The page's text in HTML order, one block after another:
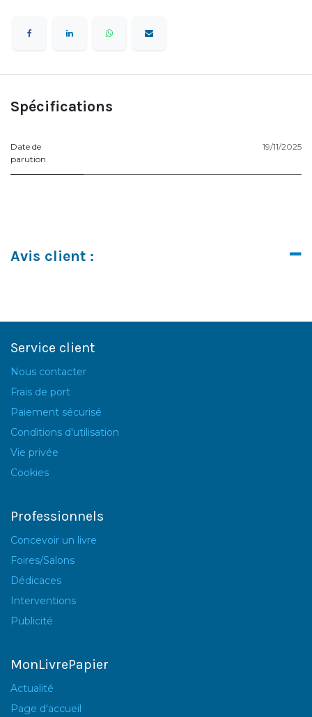
Spécifications
Date de
parution
19/11/2025
Avis client :
Service client
Nous contacter
Frais de port
Paiement sécurisé
Conditions d'utilisation
Vie privée
Cookies
Professionnels
Concevoir un livre
Foires/Salons
Dédicaces
Interventions
Publicité
MonLivrePapier
Actualité
Page d'accueil